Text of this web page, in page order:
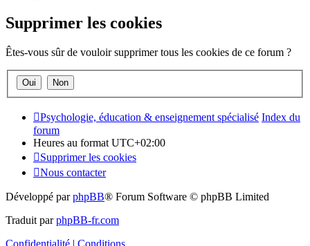
Supprimer les cookies
Êtes-vous sûr de vouloir supprimer tous les cookies de ce forum ?
Psychologie, éducation & enseignement spécialisé Index du
forum
Heures au format UTC+02:00
Supprimer les cookies
Nous contacter
Développé parphpBB® Forum Software © phpBB Limited
Traduit parphpBB-fr.com
Confidentialité | Conditions